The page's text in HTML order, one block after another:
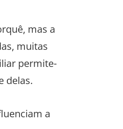
mas a
muitas
permite-
delas.
a